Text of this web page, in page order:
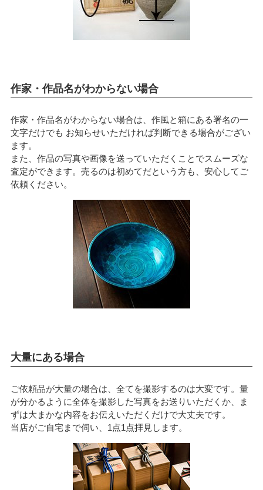
作家・作品名がわからない場合
作家・作品名がわからない場合は、作風と箱にある署名の一
文字だけでも お知らせいただければ判断できる場合がござい
ます。
また、作品の写真や画像を送っていただくことでスムーズな
査定ができます。売るのは初めてだという方も、安心してご
依頼ください。
大量にある場合
ご依頼品が大量の場合は、全てを撮影するのは大変です。量
が分かるように全体を撮影した写真をお送りいただくか、ま
ずは大まかな内容をお伝えいただくだけで大丈夫です。
当店がご自宅まで伺い、1点1点拝見します。